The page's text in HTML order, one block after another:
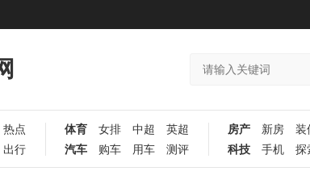
热点
出行
体育 女排 中超
英超
汽车
购车 用车 测评
房产 新房 装
科技
手机 探